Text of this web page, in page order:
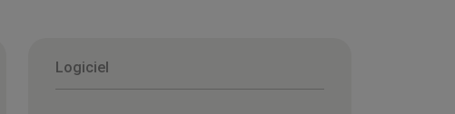
Logiciel